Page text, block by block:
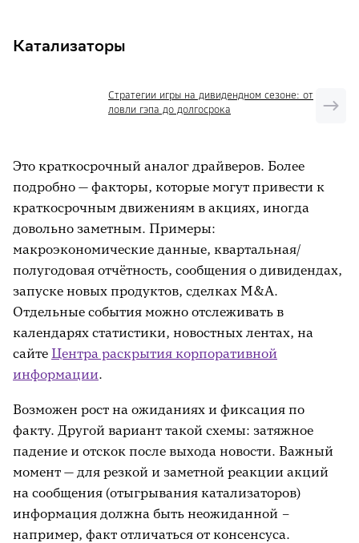
Катализаторы
Стратегии игры на дивидендном сезоне: от
ловли гэпа до долгосрока
Это краткосрочный аналог драйверов. Более
подробно — факторы, которые могут привести к
краткосрочным движениям в акциях, иногда
довольно заметным. Примеры:
макроэкономические данные, квартальная/
полугодовая отчётность, сообщения о дивидендах,
запуске новых продуктов, сделках M&A.
Отдельные события можно отслеживать в
календарях статистики, новостных лентах, на
сайте Центра раскрытия корпоративной
информации.
Возможен рост на ожиданиях и фиксация по
факту. Другой вариант такой схемы: затяжное
падение и отскок после выхода новости. Важный
момент — для резкой и заметной реакции акций
на сообщения (отыгрывания катализаторов)
информация должна быть неожиданной –
например, факт отличаться от консенсуса.